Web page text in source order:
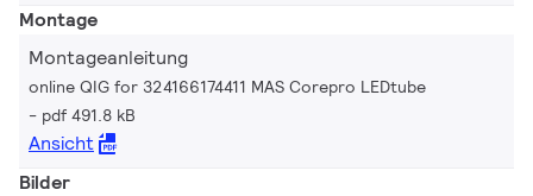
Montage
Montageanleitung
online QIG for 324166174411 MAS Corepro LEDtube
pdf 491.8 kB
Ansicht
Bilder